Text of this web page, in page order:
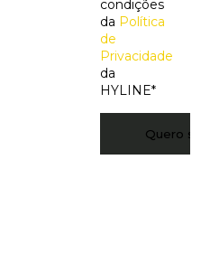
condições
da Política
de
Privacidade
da
HYLINE*